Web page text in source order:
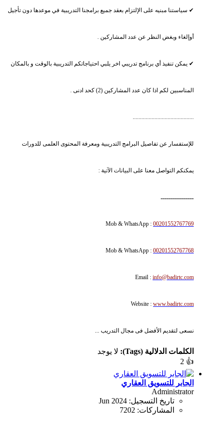
✔ سياستنا مبنيه على الإلتزام بعقد جميع برامجنا التدريبية في موعدها دون تأجيل
أوإلغاء وبغض النظر عن عدد المشاركين .
✔ يمكن تنفيذ أي برنامج تدريبي اخر يلبي احتياجاتكم التدريبية بالوقت و بالمكان
المناسبين لكم اذا كان عدد المشاركين (2) كحد ادنى .
للإستفسار عن تفاصيل البرامج التدريبية ومعرفة المحتوى العلمى للدورات
يمكنكم التواصل معنا على البيانات الآتية :
Mob & WhatsApp : 00201552767769
Mob & WhatsApp : 00201552767768
Email : info@badirtc.com
Website : www.badirtc.com
نسعى لتقديم الأفضل فى مجال التدريب ...
الكلمات الدلالية (Tags):
لا يوجد
👍
2
الجابر للتسويق العقاري
Administrator
تاريخ التسجيل: Jun 2024
المشاركات: 7202